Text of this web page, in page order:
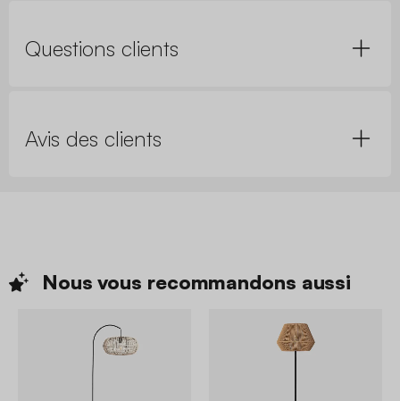
Questions clients
Avis des clients
Nous vous recommandons aussi